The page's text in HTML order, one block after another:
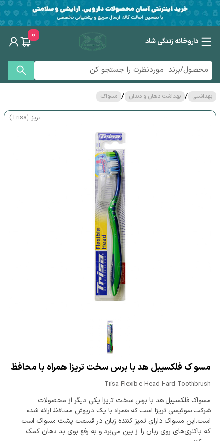
داروخانه زندگی شاد
0
بهداشتی / بهداشت دهان و دندان / مسواک
تریزا (Trisa)
مسواک فلکسیبل هد با برس سخت تریزا همراه با محافظ
Trisa Flexible Head Hard Toothbrush
مسواک فلکسیبل هد با برس سخت تریزا یکی دیگر از محصولات
شرکت سوئیسی تریزا است که همراه با یک درپوش محافظ ارائه شده
است.این مسواک دارای تمیز کننده زبان در قسمت پشت مسواک است
که باکتری‌های روی زبان را از بین می‌برد و به رفع بوی بد دهان کمک